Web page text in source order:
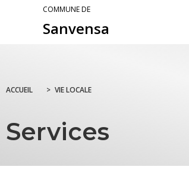
COMMUNE DE
Sanvensa
ACCUEIL > VIE LOCALE
Services